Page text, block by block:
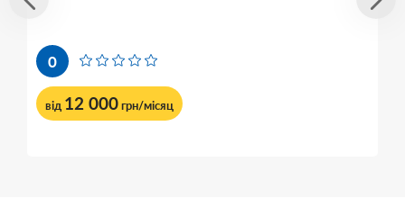
0
від 12 000грн/місяц